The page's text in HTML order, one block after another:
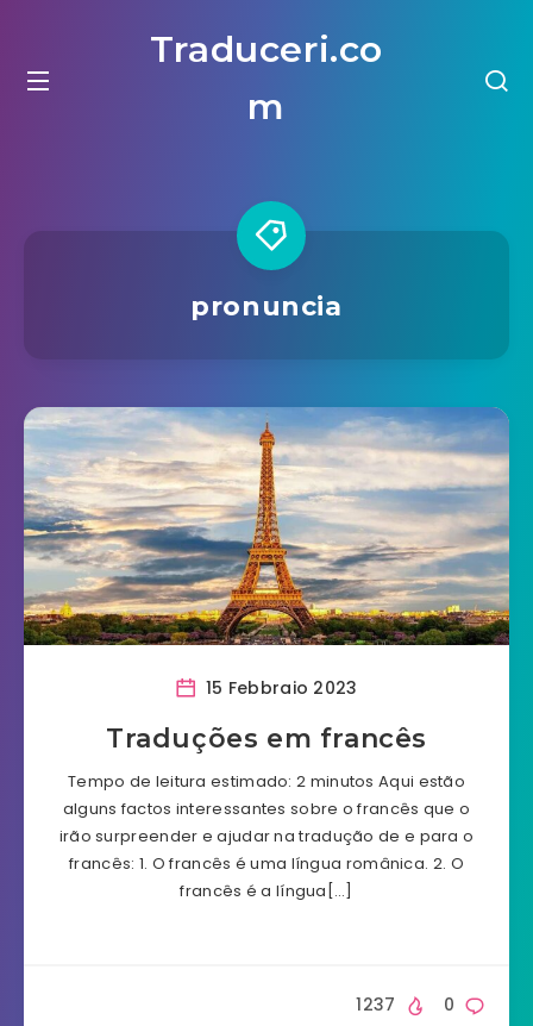
Traduceri.co
m
pronuncia
15 Febbraio 2023
Traduções em francês
Tempo de leitura estimado: 2 minutos Aqui estão
alguns factos interessantes sobre o francês que o
irão surpreender e ajudar na tradução de e para o
francês: 1. O francês é uma língua românica. 2. O
francês é a língua[…]
0
1237